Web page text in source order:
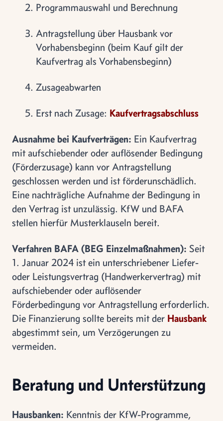
Programmauswahl und Berechnung
Antragstellung über Hausbank vor
Vorhabensbeginn (beim Kauf gilt der
Kaufvertrag als Vorhabensbeginn)
Zusageabwarten
Erst nach Zusage: Kaufvertragsabschluss
Ausnahme bei Kaufverträgen: Ein Kaufvertrag
mit aufschiebender oder auflösender Bedingung
(Förderzusage) kann vor Antragstellung
geschlossen werden und ist förderunschädlich.
Eine nachträgliche Aufnahme der Bedingung in
den Vertrag ist unzulässig. KfW und BAFA
stellen hierfür Musterklauseln bereit.
Verfahren BAFA (BEG Einzelmaßnahmen): Seit
1. Januar 2024 ist ein unterschriebener Liefer-
oder Leistungsvertrag (Handwerkervertrag) mit
aufschiebender oder auflösender
Förderbedingung vor Antragstellung erforderlich.
Die Finanzierung sollte bereits mit der Hausbank
abgestimmt sein, um Verzögerungen zu
vermeiden.
Beratung und Unterstützung
Hausbanken: Kenntnis der KfW-Programme,